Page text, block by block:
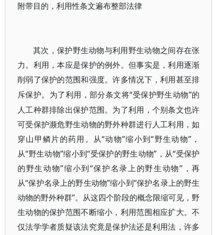
附带目的，利用性条文遍布整部法律
其次，保护野生动物与利用野生动物之间存在张
力。利用，本应是保护的例外。但事实是，利用逐渐
削弱了保护的范围和强度。许多情况下，利用甚至排
斥保护。为了利用，部分条文将“受保护野生动物”的
人工种群排除出保护范围。为了利用，个别条文也许
可受保护濒危野生动物的野外种群进行人工利用，如
穿山甲鳞片的药用。从“动物”缩小到“野生动物”，
从“野生动物”缩小到“受保护的野生动物”，从“受保护
的野生动物”缩小到“保护名录上的野生动物”，再
从“保护名录上的野生动物”缩小到“保护名录上的野生
动物的野外种群”。从这四个阶段的概念限缩可见，野
生动物的保护范围不断缩小，利用范围相应扩大。不
仅法学学者质疑该法究竟是保护法还是利用法，许多